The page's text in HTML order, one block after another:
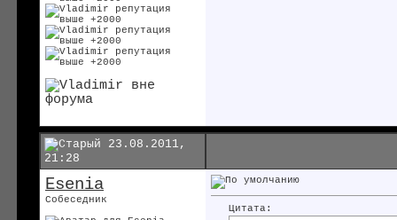
23.08.2011,
21:28
Esenia
Собеседник
Цитата: